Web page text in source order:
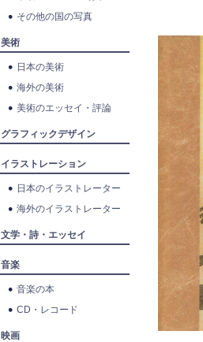
その他の国の写真
美術
日本の美術
海外の美術
美術のエッセイ・評論
グラフィックデザイン
イラストレーション
日本のイラストレーター
海外のイラストレーター
文学・詩・エッセイ
音楽
音楽の本
CD・レコード
映画